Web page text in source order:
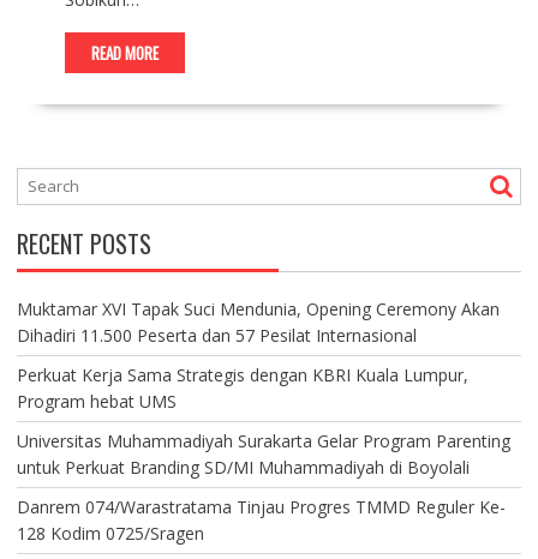
READ MORE
RECENT POSTS
Muktamar XVI Tapak Suci Mendunia, Opening Ceremony Akan
Dihadiri 11.500 Peserta dan 57 Pesilat Internasional
Perkuat Kerja Sama Strategis dengan KBRI Kuala Lumpur,
Program hebat UMS
Universitas Muhammadiyah Surakarta Gelar Program Parenting
untuk Perkuat Branding SD/MI Muhammadiyah di Boyolali
Danrem 074/Warastratama Tinjau Progres TMMD Reguler Ke-
128 Kodim 0725/Sragen